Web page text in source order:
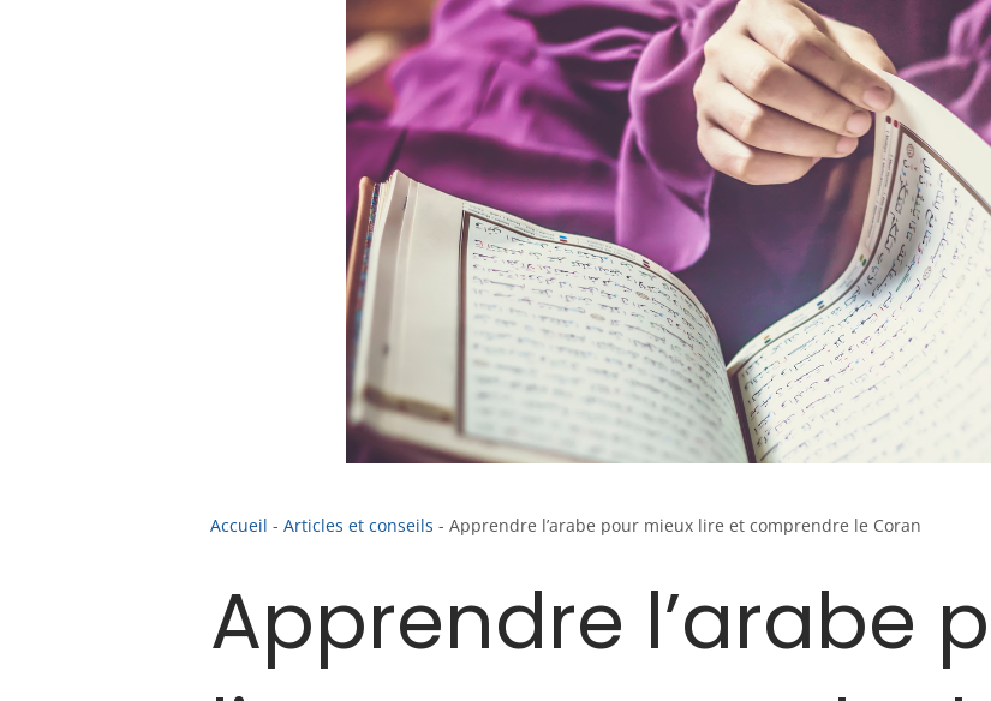
Accueil -Articles et conseils -Apprendre l’arabe pour mieux lire et comprendre le Coran
Apprendre l’arabe